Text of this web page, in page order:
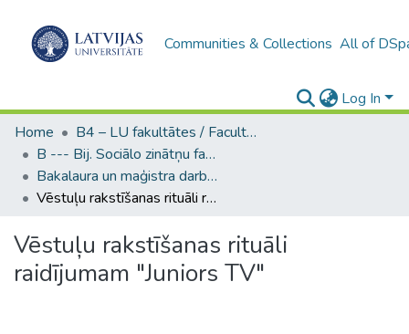
Communities & Collections All of
Log In
Home
B4 – LU fakultātes / Faculties of the UL
B --- Bij. Sociālo zinātņu fakultātes noslēguma darbi / Faculty of Social Sciences - Graduate works
Bakalaura un maģistra darbi (SZF) / Bachelor's and Master's theses
Vēstuļu rakstīšanas rituāli raidījumam "Juniors TV"
Vēstuļu rakstīšanas rituāli
raidījumam "Juniors TV"